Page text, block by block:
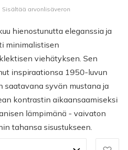
Sisältää arvonlisäveron
hienostunutta eleganssia ja
minimalistisen
viehätyksen. Sen
inspiraationsa 1950-luvun
saatavana syvän mustana ja
kontrastin aikaansaamiseksi
lämpimänä - vaivaton
tahansa sisustukseen.